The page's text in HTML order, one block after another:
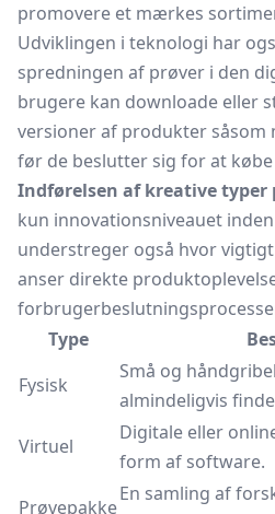
promovere et mærkes
Udviklingen i teknologi har
spredningen af prøver i den
brugere kan downloade eller
versioner af produkter såsom
før de beslutter sig for at
Indførelsen af kreative typer
kun innovationsniveauet
understreger også hvor
anser direkte
Type
Fysisk
Små og
almindeligvis
Virtuel
Digitale eller
form af software.
Prøvepakke
En samling af